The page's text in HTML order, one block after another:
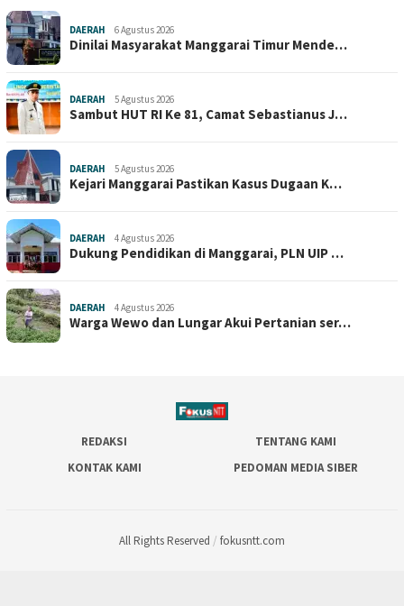
DAERAH 6 Agustus 2026
Dinilai Masyarakat Manggarai Timur Mende…
DAERAH 5 Agustus 2026
Sambut HUT RI Ke 81, Camat Sebastianus J…
DAERAH 5 Agustus 2026
Kejari Manggarai Pastikan Kasus Dugaan K…
DAERAH 4 Agustus 2026
Dukung Pendidikan di Manggarai, PLN UIP …
DAERAH 4 Agustus 2026
Warga Wewo dan Lungar Akui Pertanian ser…
REDAKSI
TENTANG KAMI
KONTAK KAMI
PEDOMAN MEDIA SIBER
All Rights Reserved / fokusntt.com